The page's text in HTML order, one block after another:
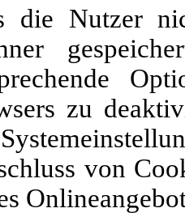
die Nutzer
zu
von